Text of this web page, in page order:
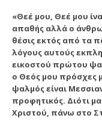
«Θεέ μου, Θεέ μου
απαθής αλλά ο
θέσις εκτός από τα
λόγους αυτούς
εικοστού πρώτου
ο Θεός μου πρόσχες
ψαλμόςείναι
προφητικός. Διότι
Χριστού, πάνω στο